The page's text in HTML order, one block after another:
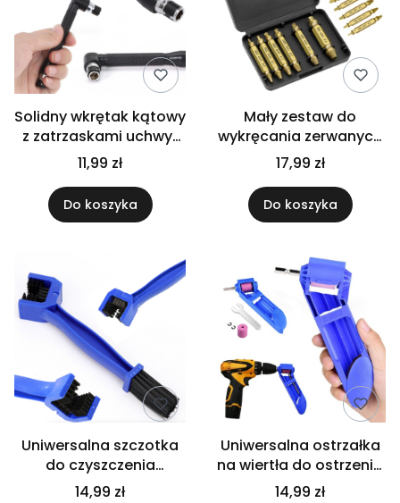
Solidny wkrętak kątowy
z zatrzaskami uchwyt
do końcówek bitów
mocny
11,99 zł
Do koszyka
Mały zestaw do
wykręcania zerwanych
śrub wkrętów wkrętarki
komplet 6 sztuk
17,99 zł
Do koszyka
Uniwersalna szczotka
do czyszczenia
łańcucha rower motor
14,99 zł
Uniwersalna ostrzałka
na wiertła do ostrzenia
wiertła niebieska
14,99 zł